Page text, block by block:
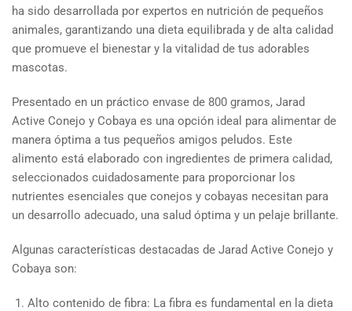
ha sido desarrollada por expertos en nutrición de pequeños
animales, garantizando una dieta equilibrada y de alta calidad
que promueve el bienestar y la vitalidad de tus adorables
mascotas.
Presentado en un práctico envase de 800 gramos, Jarad
Active Conejo y Cobaya es una opción ideal para alimentar de
manera óptima a tus pequeños amigos peludos. Este
alimento está elaborado con ingredientes de primera calidad,
seleccionados cuidadosamente para proporcionar los
nutrientes esenciales que conejos y cobayas necesitan para
un desarrollo adecuado, una salud óptima y un pelaje brillante.
Algunas características destacadas de Jarad Active Conejo y
Cobaya son:
Alto contenido de fibra: La fibra es fundamental en la dieta